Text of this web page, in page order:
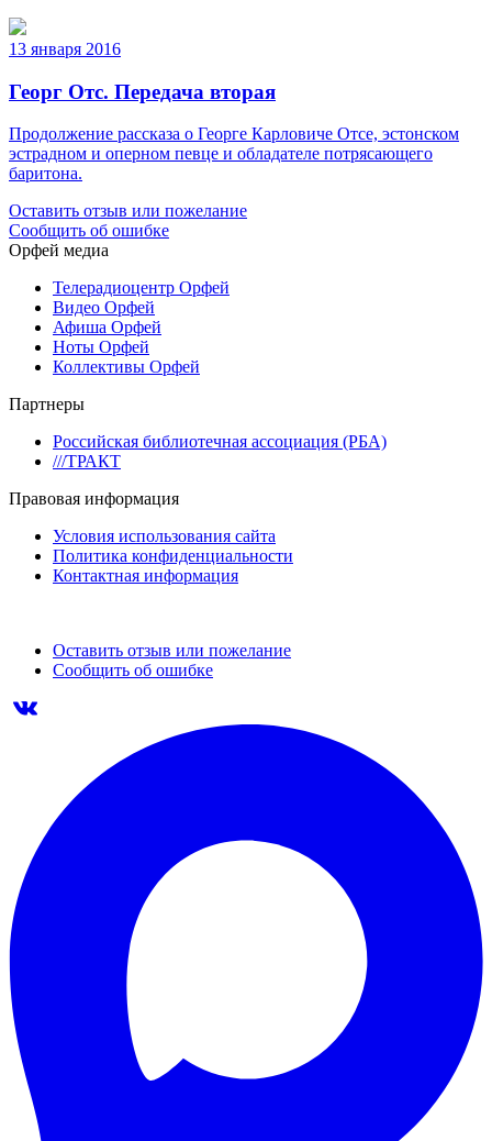
13 января 2016
Георг Отс. Передача вторая
Продолжение рассказа о Георге Карловиче Отсе, эстонском
эстрадном и оперном певце и обладателе потрясающего
баритона.
Оставить отзыв или пожелание
Сообщить об ошибке
Орфей медиа
Телерадиоцентр Орфей
Видео Орфей
Афиша Орфей
Ноты Орфей
Коллективы Орфей
Партнеры
Российская библиотечная ассоциация (РБА)
///ТРАКТ
Правовая информация
Условия использования сайта
Политика конфиденциальности
Контактная информация
Оставить отзыв или пожелание
Сообщить об ошибке